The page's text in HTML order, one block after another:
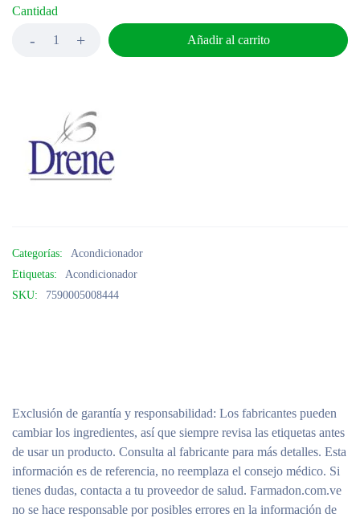
Cantidad
Añadir al carrito
Categorías:
Acondicionador
Etiquetas:
Acondicionador
SKU:
7590005008444
Exclusión de garantía y responsabilidad: Los fabricantes pueden
cambiar los ingredientes, así que siempre revisa las etiquetas antes
de usar un producto. Consulta al fabricante para más detalles. Esta
información es de referencia, no reemplaza el consejo médico. Si
tienes dudas, contacta a tu proveedor de salud. Farmadon.com.ve
no se hace responsable por posibles errores en la información de